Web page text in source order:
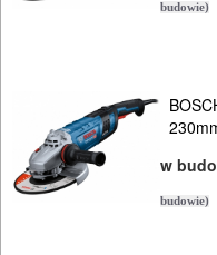
szlifierki
tarczowe
budowie)
w
budowie)